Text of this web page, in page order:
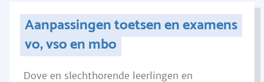
Aanpassingen toetsen en examens
vo, vso en mbo
Dove en slechthorende leerlingen en